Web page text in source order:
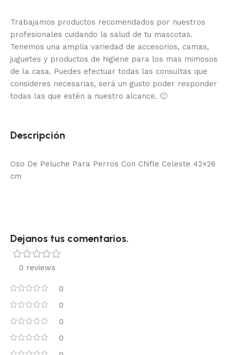
Trabajamos productos recomendados por nuestros
profesionales cuidando la salud de tu mascotas.
Tenemos una amplia variedad de accesorios, camas,
juguetes y productos de higiene para los mas mimosos
de la casa. Puedes efectuar todas las consultas que
consideres necesarias, será un gusto poder responder
todas las que estén a nuestro alcance. 🙂
Descripción
Oso De Peluche Para Perros Con Chifle Celeste 42×26
cm
Dejanos tus comentarios.
0 reviews
0
0
0
0